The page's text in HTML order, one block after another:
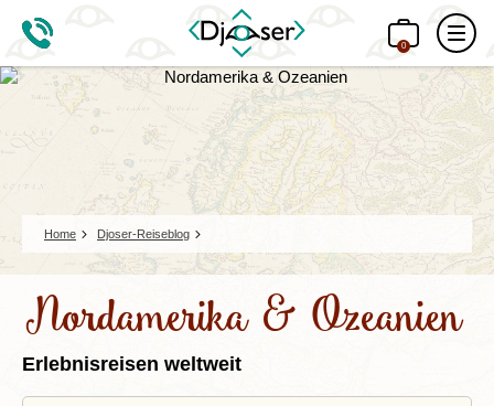
0
Home Djoser-Reiseblog
Nordamerika & Ozeanien
Erlebnisreisen weltweit